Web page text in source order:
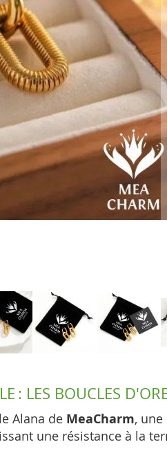
: LES BOUCLES
Alana de MeaCharm,
une résistance à la